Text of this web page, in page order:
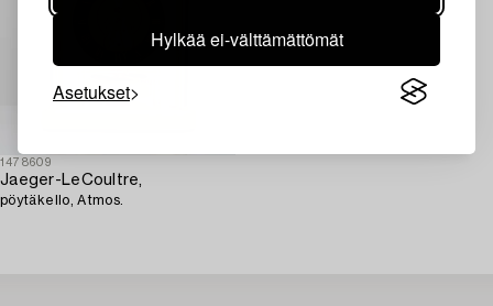
Hylkää ei-välttämättömät
Asetukset
1478609
Jaeger-LeCoultre,
pöytäkello, Atmos.